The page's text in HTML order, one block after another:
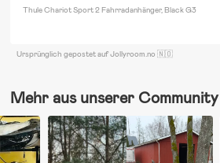
Thule Chariot Sport 2 Fahrradanhänger, Black G3
Ursprünglich gepostet auf Jollyroom.no 🇳🇴
Mehr aus unserer Community